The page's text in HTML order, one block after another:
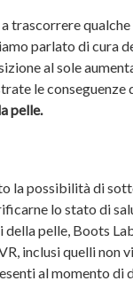
trascorrere qualche
parlato di cura
al sole
le
pelle.
la possibilità di
lo stato di
pelle, Boots
inclusi quelli non
al momento